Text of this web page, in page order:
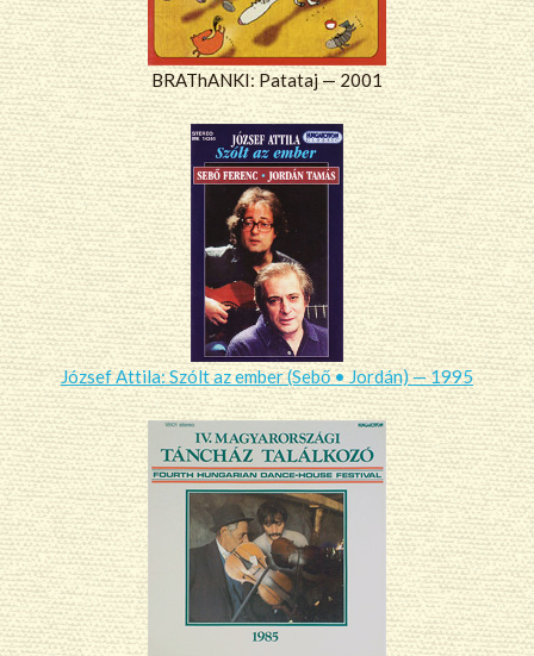
BRAThANKI: Patataj — 2001
József Attila: Szólt az ember (Sebő • Jordán) — 1995